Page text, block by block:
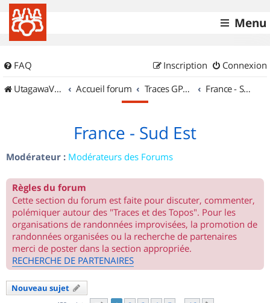
Menu
FAQ Connexion
Inscription
UtagawaVTT (Randos VTT et VTTAE avec traces GPS)
Accueil forum Traces GPS de randos VTT France - Sud Est
France - Sud Est
Modérateur : Modérateurs des Forums
Règles du forum
Cette section du forum est faite pour discuter, commenter,
polémiquer autour des "Traces et des Topos". Pour les
organisations de randonnées improvisées, la promotion de
randonnées organisées ou la recherche de partenaires
merci de poster dans la section appropriée.
RECHERCHE DE PARTENAIRES
Nouveau sujet